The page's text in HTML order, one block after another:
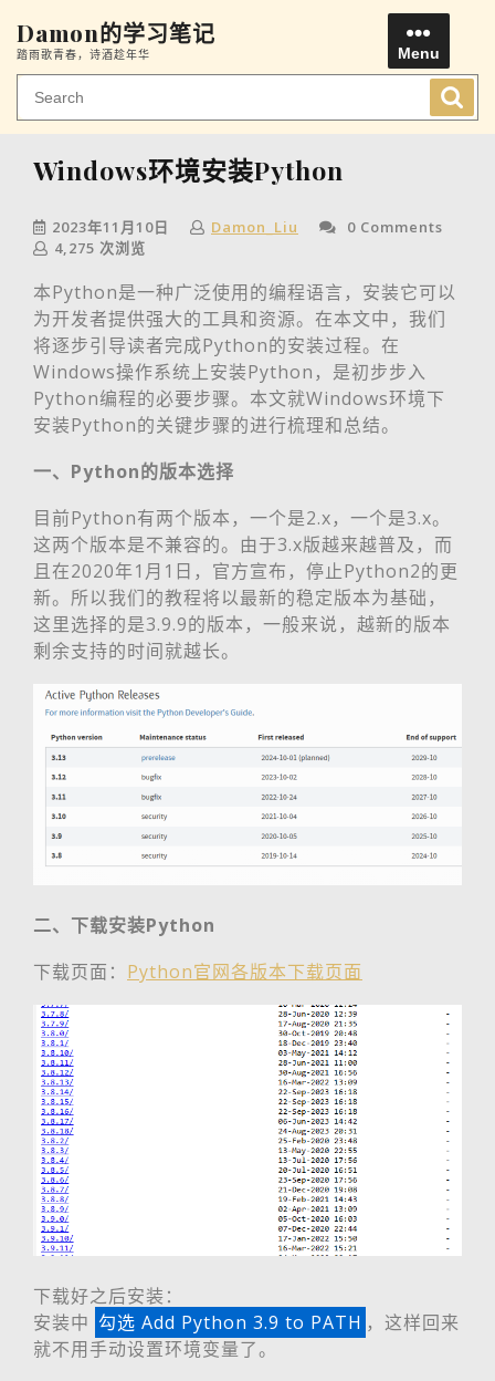
to
content
Damon的学习笔记
踏雨歌青春，诗酒趁年华 Menu
Windows环境安装Python
2023年11月10日 Damon_Liu
0 Comments
4,275 次浏览
本Python是一种广泛使用的编程语言，安装它可以
为开发者提供强大的工具和资源。在本文中，我们
将逐步引导读者完成Python的安装过程。在
Windows操作系统上安装Python，是初步步入
Python编程的必要步骤。本文就Windows环境下
安装Python的关键步骤的进行梳理和总结。
一、Python的版本选择
目前Python有两个版本，一个是2.x，一个是3.x。
这两个版本是不兼容的。由于3.x版越来越普及，而
且在2020年1月1日，官方宣布，停止Python2的更
新。所以我们的教程将以最新的稳定版本为基础，
这里选择的是3.9.9的版本，一般来说，越新的版本
剩余支持的时间就越长。
二、下载安装Python
下载页面： Python官网各版本下载页面
下载好之后安装：
安装中 勾选 Add Python 3.9 to PATH ，这样回来
就不用手动设置环境变量了。